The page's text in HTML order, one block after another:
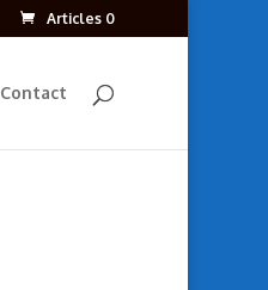
Articles 0
Contact